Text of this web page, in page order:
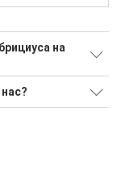
на
Яна